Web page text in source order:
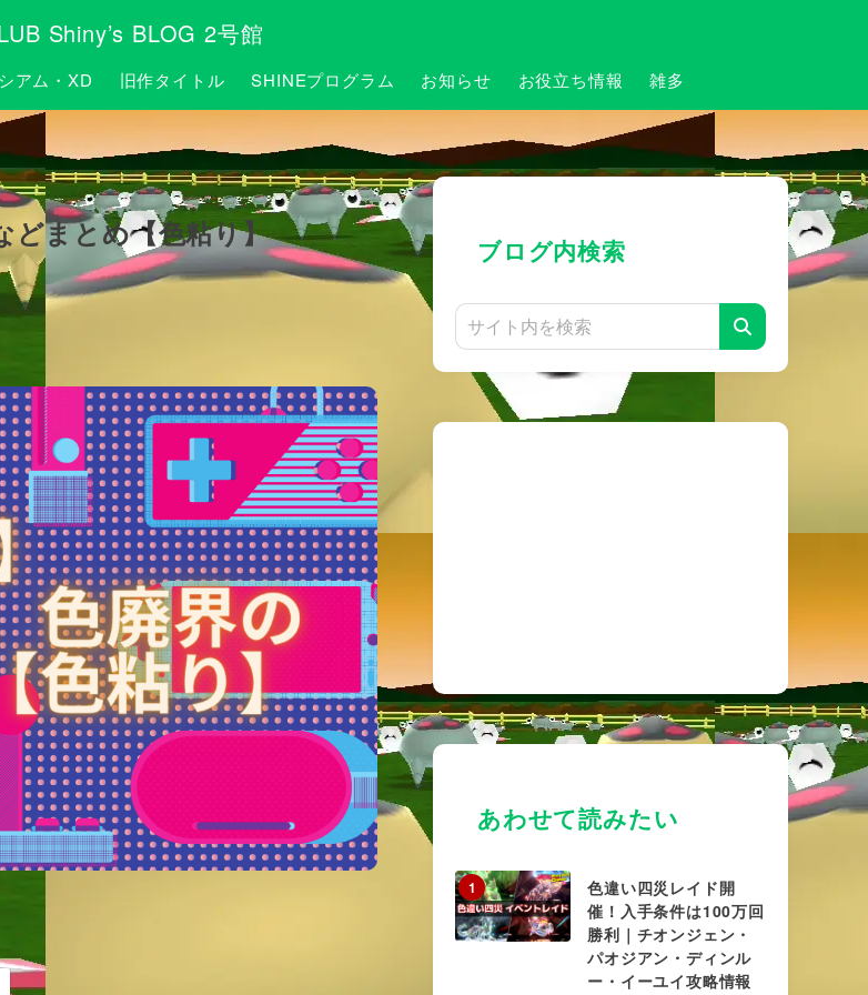
Shiny’s BLOG 2号館
アム・XD 旧作タイトル SHINEプログラム お知らせ お役立ち情報 雑多
どまとめ【色粘り】 ブログ内検索
あわせて読みたい
1
色違い四災レイド開
催！入手条件は100万回
勝利｜チオンジェン・
パオジアン・ディンル
ー・イーユイ攻略情報